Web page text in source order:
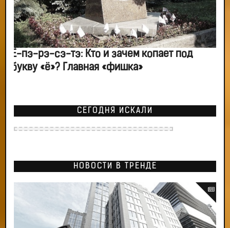
Ё-пэ-рэ-сэ-тэ: Кто и зачем копает под
букву «ё»? Главная «фишка»
СЕГОДНЯ ИСКАЛИ
НОВОСТИ В ТРЕНДЕ